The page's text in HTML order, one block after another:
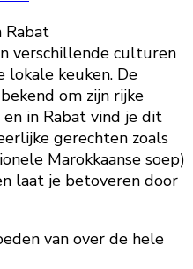
Rabat
verschillende culturen
lokale keuken. De
om zijn rijke
in Rabat vind je dit
gerechten zoals
Marokkaanse soep)
laat je betoveren door
van over de hele